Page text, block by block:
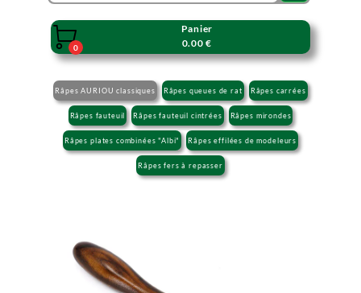

0
Panier
0.00 €
Râpes AURIOU classiques Râpes queues de rat Râpes carrées
Râpes fauteuil Râpes fauteuil cintrées Râpes mirondes
Râpes plates combinées "Albi" Râpes effilées de modeleurs
Râpes fers à repasser